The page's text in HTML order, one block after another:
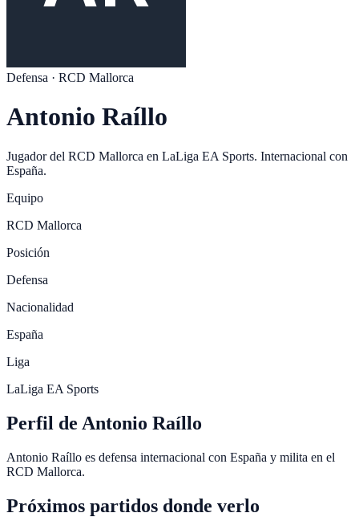
Defensa · RCD Mallorca
Antonio Raíllo
Jugador del RCD Mallorca en LaLiga EA Sports. Internacional con
España.
Equipo
RCD Mallorca
Posición
Defensa
Nacionalidad
España
Liga
LaLiga EA Sports
Perfil de Antonio Raíllo
Antonio Raíllo es defensa internacional con España y milita en el
RCD Mallorca.
Próximos partidos donde verlo